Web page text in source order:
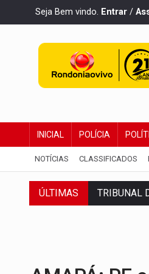
Seja Bem vindo. Entrar /
INICIAL POLÍCIA
NOTÍCIAS CLASSIFICADOS
ÚLTIMAS TRIBUNAL